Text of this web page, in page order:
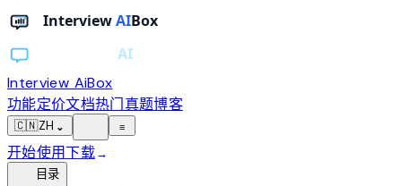
Interview AiBox
功能定价文档热门真题博客
🇨🇳ZH ⌄ ≡
开始使用下载→
目录